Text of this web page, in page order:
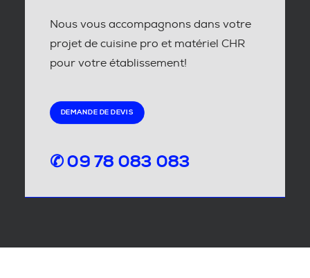
Nous vous accompagnons dans votre
projet de cuisine pro et matériel CHR
pour votre établissement!
DEMANDE DE DEVIS
✆ 09 78 083 083